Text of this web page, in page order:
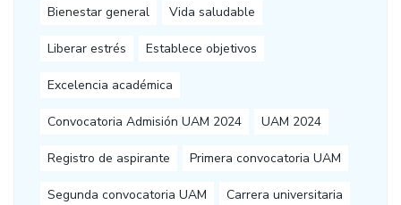
Bienestar general Vida saludable
Liberar estrés Establece objetivos
Excelencia académica
Convocatoria Admisión UAM 2024 UAM 2024
Registro de aspirante Primera convocatoria UAM
Segunda convocatoria UAM Carrera universitaria